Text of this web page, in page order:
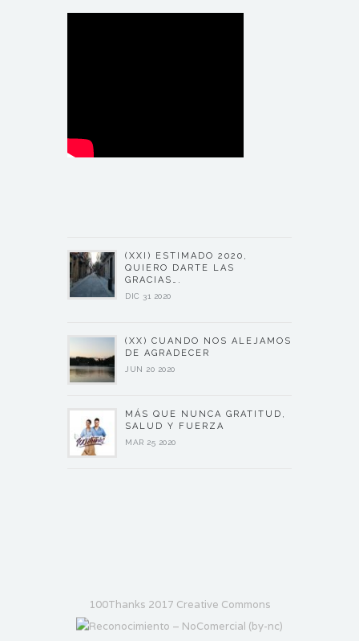
(XXI) ESTIMADO 2020,
QUIERO DARTE LAS
GRACIAS….
DIC 31 2020
(XX) CUANDO NOS ALEJAMOS
DE AGRADECER
JUN 20 2020
MÁS QUE NUNCA GRATITUD,
SALUD Y FUERZA
MAR 25 2020
100Thanks 2017 Creative Commons